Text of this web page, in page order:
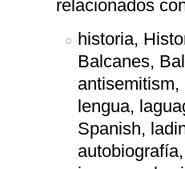
relacionados
historia,
Balcanes,
lengua,
Spanish,